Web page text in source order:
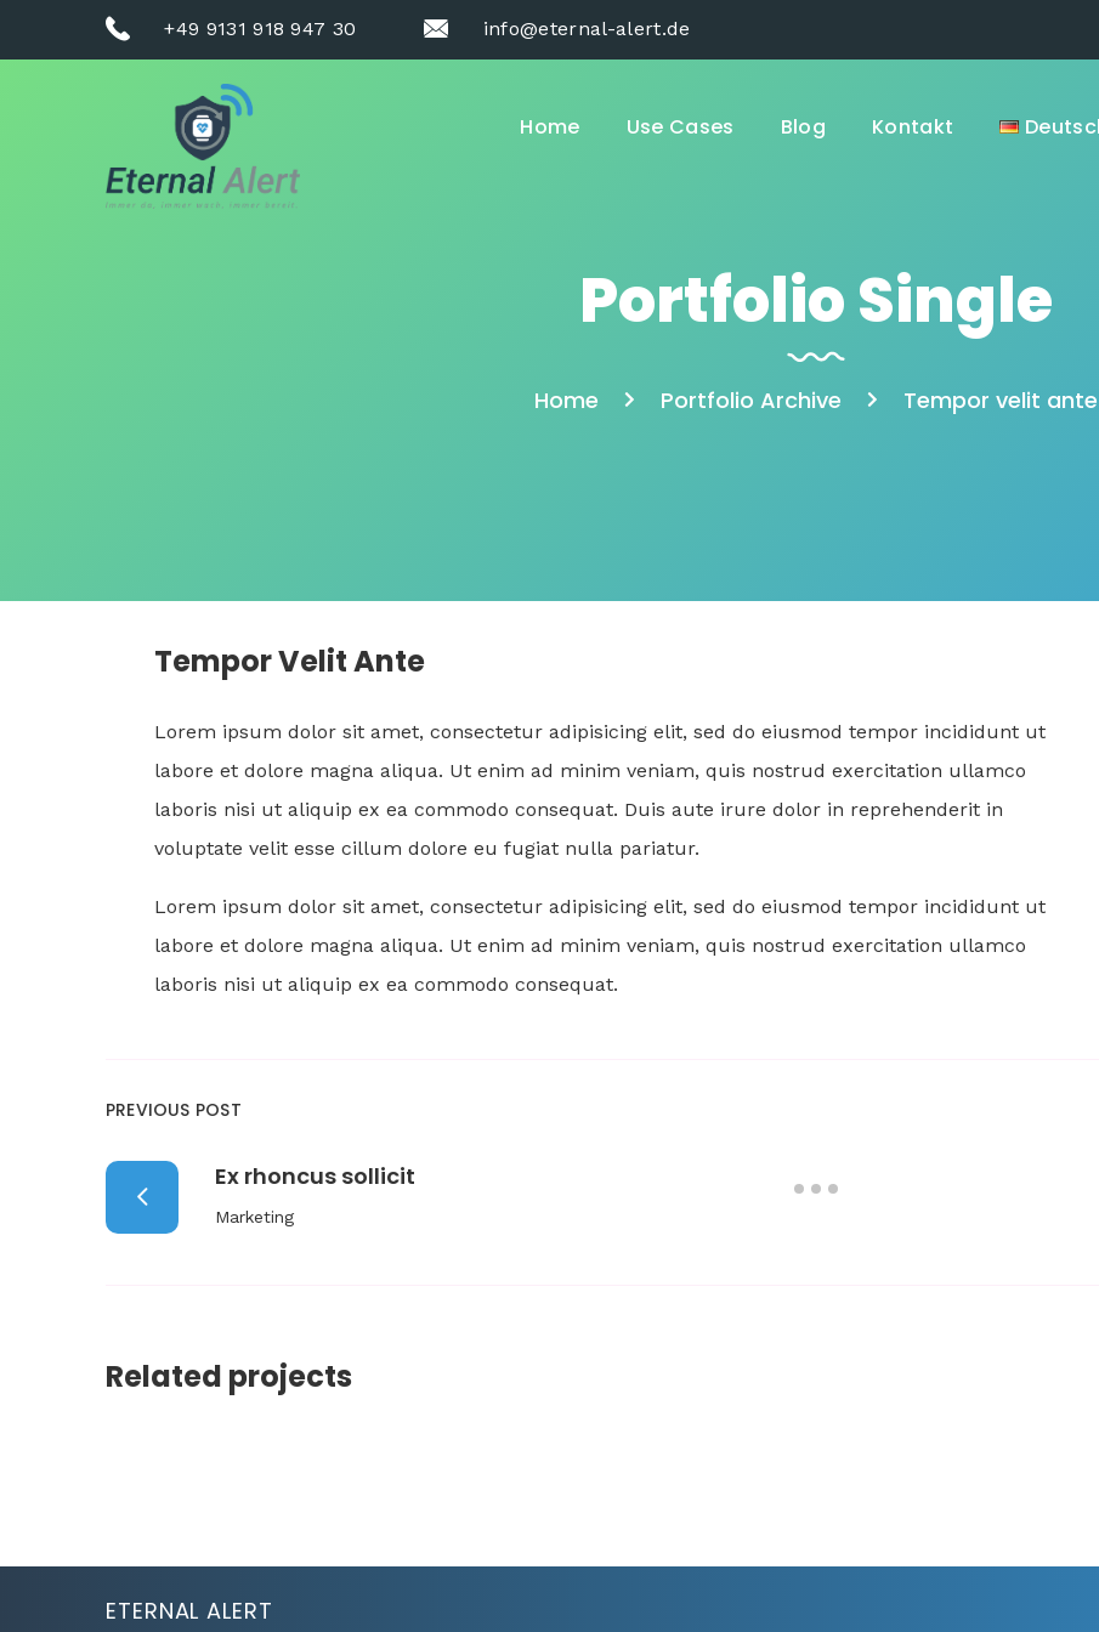
+49 9131 918 947 30 info@eternal-alert.de
Home Use Cases Blog Kontakt
Portfolio Single
Home Portfolio Archive Tempor velit ante
Tempor Velit Ante
Lorem ipsum dolor sit amet, consectetur adipisicing elit, sed do eiusmod tempor incididunt ut
labore et dolore magna aliqua. Ut enim ad minim veniam, quis nostrud exercitation ullamco
laboris nisi ut aliquip ex ea commodo consequat. Duis aute irure dolor in reprehenderit in
voluptate velit esse cillum dolore eu fugiat nulla pariatur.
Lorem ipsum dolor sit amet, consectetur adipisicing elit, sed do eiusmod tempor incididunt ut
labore et dolore magna aliqua. Ut enim ad minim veniam, quis nostrud exercitation ullamco
laboris nisi ut aliquip ex ea commodo consequat.
PREVIOUS POST
Ex rhoncus sollicit
Marketing
Related projects
ETERNAL ALERT